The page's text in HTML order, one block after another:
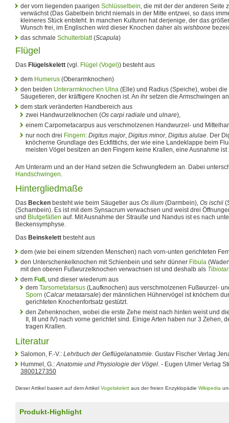
der vorn liegenden paarigen Schlüsselbein, die mit der der anderen Seite
verwächst (Das Gabelbein bricht niemals in der Mitte entzwei, so dass
kleineres Stück entsteht. In manchen Kulturen hat derjenige, der das
Wunsch frei, im Englischen wird dieser Knochen daher als wishbone
das schmale Schulterblatt(Scapula)
Flügel
Das Flügelskelett (vgl. Flügel (Vogel)) besteht aus
dem Humerus (Oberarmknochen)
den beiden Unterarmknochen Ulna (Elle) und Radius (Speiche), wobei
Säugetieren, der kräftigere Knochen ist. An ihr setzen die Armschwingen
dem stark veränderten Handbereich aus
zwei Handwurzelknochen (Os carpi radiale und ulnare),
einem Carpometacarpus aus verschmolzenen Handwurzel- und
nur noch drei Fingern: Digitus major, Digitus minor, Digitus alulae. Der
knöcherne Grundlage des Eckfittichs, der wie eine Landeklappe beim
meisten Vögel besitzen an den Fingern keine Krallen, eine Ausnahme ist
Am Unterarm und an der Hand setzen die Schwungfedern an. Dabei
Handschwingen.
Hintergliedmaße
Das Becken besteht wie beim Säugetier aus Os ilium (Darmbein), Os ischii
(Schambein). Es ist mit dem Synsacrum verwachsen und weist drei
und Blutgefäßen auf. Mit Ausnahme der Strauße und Nandus ist es nach
Beckensymphyse.
Das Beinskelett besteht aus
dem (wie bei einem sitzenden Menschen) nach vorn-unten gerichteten
den Unterschenkelknochen mit Schienbein und sehr dünner Fibula
mit den oberen Fußwurzelknochen verwachsen ist und deshalb als
dem Fuß, und dieser wiederum aus
dem Tarsometatarsus (Laufknochen) aus verschmolzenen Fußwurzel-
Sporn (Calcar metatarsale) der männlichen Hühnervögel ist knöchern
gerichteten Knochenfortsatz gestützt.
den Zehenknochen, wobei die erste Zehe meist nach hinten weist und
II, III und IV) nach vorne gerichtet sind. Einige Arten haben nur 3 Zehen,
tragen Krallen.
Literatur
Salomon, F.-V.: Lehrbuch der Geflügelanatomie. Gustav Fischer Verlag
Hummel, G.:Anatomie und Physiologie der Vögel. - Eugen Ulmer Verlag
3800127350
Dieser Artikel basiert auf dem Artikel Vogelskelett aus der freien Enzyklopädie Wikipedia
Produkt-Highlight